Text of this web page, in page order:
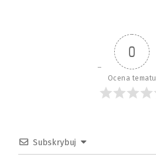
0
Ocena tematu
Subskrybuj